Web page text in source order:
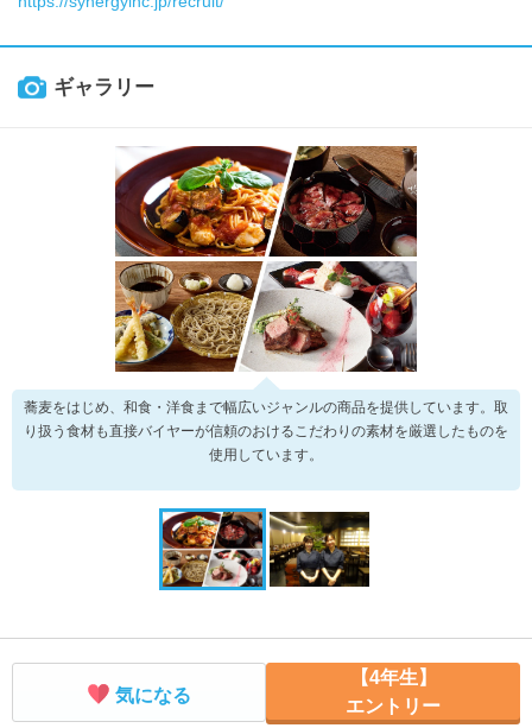
ギャラリー
蕎麦をはじめ、和食・洋食まで幅広いジャンルの商品を提供しています。取
り扱う食材も直接バイヤーが信頼のおけるこだわりの素材を厳選したものを
使用しています。
気になる
【4年生】
エントリー